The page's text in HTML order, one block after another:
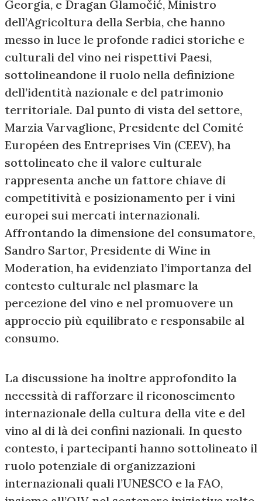
Georgia, e Dragan Glamočić, Ministro
dell’Agricoltura della Serbia, che hanno
messo in luce le profonde radici storiche e
culturali del vino nei rispettivi Paesi,
sottolineandone il ruolo nella definizione
dell’identità nazionale e del patrimonio
territoriale. Dal punto di vista del settore,
Marzia Varvaglione, Presidente del Comité
Européen des Entreprises Vin (CEEV), ha
sottolineato che il valore culturale
rappresenta anche un fattore chiave di
competitività e posizionamento per i vini
europei sui mercati internazionali.
Affrontando la dimensione del consumatore,
Sandro Sartor, Presidente di Wine in
Moderation, ha evidenziato l’importanza del
contesto culturale nel plasmare la
percezione del vino e nel promuovere un
approccio più equilibrato e responsabile al
consumo.
La discussione ha inoltre approfondito la
necessità di rafforzare il riconoscimento
internazionale della cultura della vite e del
vino al di là dei confini nazionali. In questo
contesto, i partecipanti hanno sottolineato il
ruolo potenziale di organizzazioni
internazionali quali l’UNESCO e la FAO,